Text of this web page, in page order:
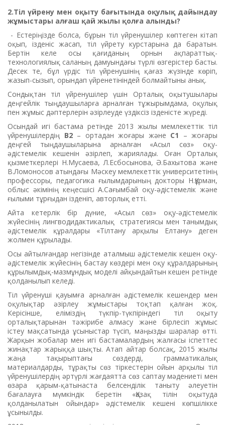
2.Тіл үйрену мен оқыту бағытында оқулық дайындау
жұмыстары алғаш қай жылы қолға алынды?
- Естеріңізде болса, бұрын тіл үйренушілер көптеген кітап
оқып, ізденіс жасап, тіл үйрету курстарына да баратын.
Бертін келе осы қағиданың орнын ақпараттық-
технологиялық саланың дамуындағы түрлі өзгерістер басты.
Десек те, бұл үрдіс тіл үйренушінің қағаз жүзінде көріп,
жазып-сызып, орындап үйренетініндей болмайтыны анық.
Сондықтан тіл үйренушілер үшін Орталық оқытушылары
деңгейлік тыңдаушыларға арналған тұжырымдама, оқулық
пен жұмыс дәптерлерін әзірлеуде үздіксіз ізденісте жүреді.
Осындай игі бастама ретінде 2013 жылы мемлекеттік тіл
үйренушілердің В2– ортадан жоғары және С1 – жоғары
деңгей тыңдаушыларына арналған «Асыл сөз» оқу-
әдістемелік кешенін әзірлеп, жариялады. Оған Орталық
қызметкерлері Н.Мусаева, Л.Есбосынова, Ә.Бахытова және
В.Ломоносов атындағы Мәскеу мемлекеттік университетінің
профессоры, педагогика ғылымдарының докторы Н.Құрман,
облыс әкімінің кеңесшісі А.Сағымбай оқу-әдістемелік және
ғылыми тұрғыдан ізденіп, авторлық етті.
Айта кетерлік бір дүние, «Асыл сөз» оқу-әдістемелік
жүйесінің лингводидактикалық стратегиясы мен танымдық
әдістемелік құралдары «Тілтану арқылы Елтану» деген
жолмен құрылады.
Осы айтылғандар негізінде аталмыш әдістемелік кешен оқу-
әдістемелік жүйесінің бастау көздері мен оқу құралдарының
құрылымдық-мазмұндық моделі айқындайтын кешен ретінде
қолданылып келеді.
Тіл үйренуші қауымға арналған әдістемелік кешендер мен
оқулықтар әзірлеу жұмыстары тоқтап қалған жоқ.
Керісінше, еліміздің түкпір-түкпіріндегі тіл оқыту
орталықтарынан тәжірибе алмасу және бірлесіп жұмыс
істеу мақсатында ұсыныстар түсіп, маңызды шаралар өтті.
Жарқын жобалар мен игі бастамалардың жалғасы іспеттес
жинақтар жарыққа шықты. Атап айтар болсақ, 2015 жылы
жаңа тақырыптағы сөздерді, грамматикалық
материалдарды, тұрақты сөз тіркестерін ойын арқылы тіл
үйренушілердің әртүрлі жағдаятта сөз саптау мәдениеті мен
өзара қарым-қатынаста белсенділік таныту әлеуетін
бағалауға мүмкіндік беретін «Қазақ тілін оқытуда
қолданылатын ойындар» әдістемелік кешені көпшілікке
ұсынылды.